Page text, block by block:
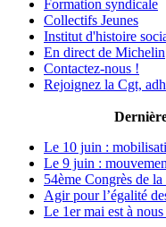
Formation syndicale
Collectifs Jeunes
Institut d'histoire
En direct de Michelin
Contactez-nous !
Rejoignez la Cgt,
Le 10 juin :
Le 9 juin :
54ème Congrès de
Agir pour l’égalité
Le 1er mai est à nous